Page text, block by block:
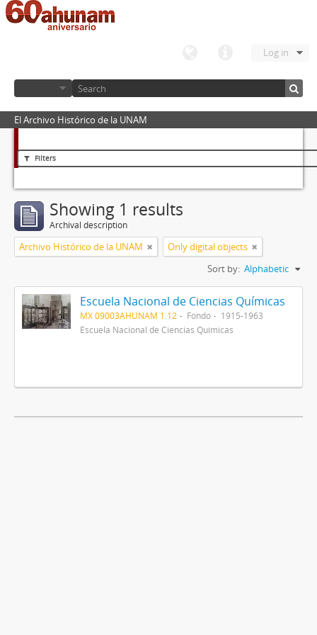
Log in
El Archivo Histórico de la UNAM
Filters
Showing 1 results
Archival description
Archivo Histórico de la UNAM
Only digital objects
Sort by: Alphabetic
Escuela Nacional de Ciencias Químicas
MX 09003AHUNAM 1.12 Fondo
1915-1963
Escuela Nacional de Ciencias Químicas